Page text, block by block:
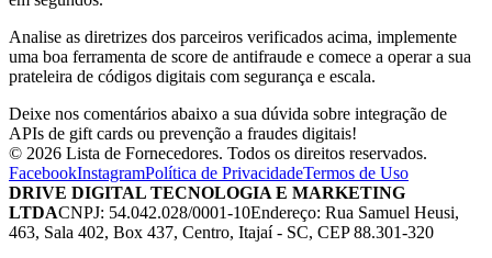
Analise as diretrizes dos parceiros verificados acima, implemente
uma boa ferramenta de score de antifraude e comece a operar a sua
prateleira de códigos digitais com segurança e escala.
Deixe nos comentários abaixo a sua dúvida sobre integração de
APIs de gift cards ou prevenção a fraudes digitais!
© 2026 Lista de Fornecedores. Todos os direitos reservados.
FacebookInstagramPolítica de PrivacidadeTermos de Uso
DRIVE DIGITAL TECNOLOGIA E MARKETING
LTDACNPJ: 54.042.028/0001-10Endereço: Rua Samuel Heusi,
463, Sala 402, Box 437, Centro, Itajaí - SC, CEP 88.301-320